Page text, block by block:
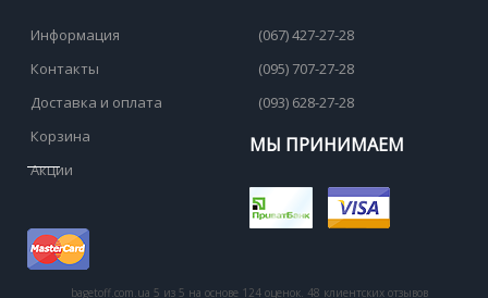
Информация
Контакты
Доставка и оплата
Корзина
Акции
(067) 427-27-28
(095) 707-27-28
(093) 628-27-28
МЫ ПРИНИМАЕМ
bagetoff.com.ua 5 из 5 на основе 124 оценок. 48 клиентских отзывов